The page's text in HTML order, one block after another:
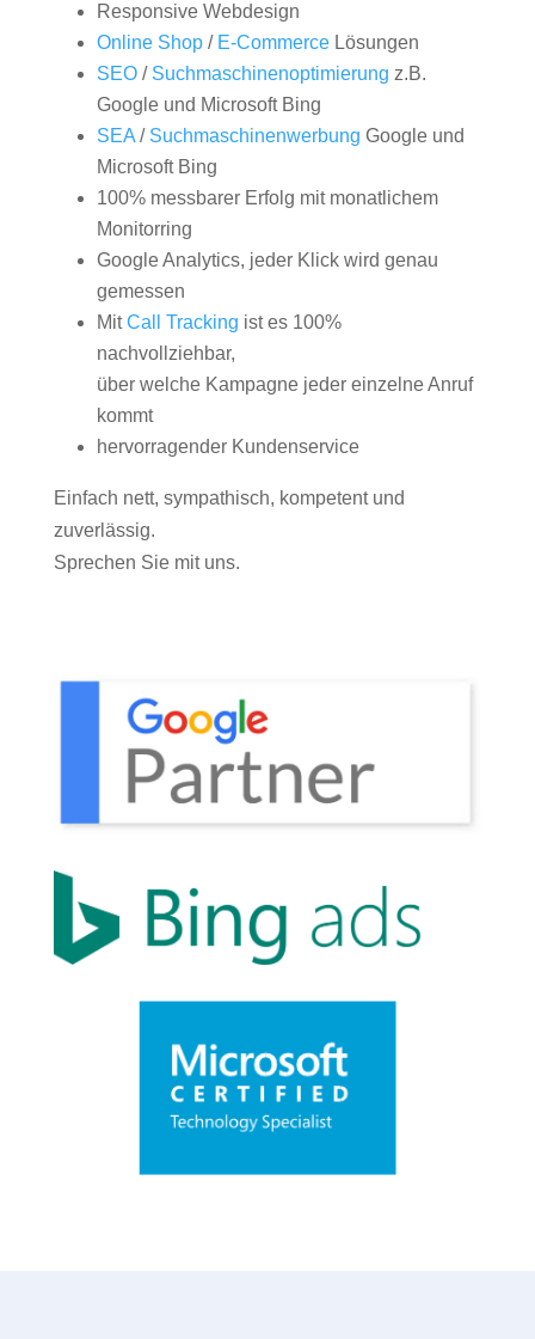
Responsive Webdesign
Online Shop/ E-CommerceLösungen
SEO/ Suchmaschinenoptimierung z.B.
Google und Microsoft Bing
SEA/ Suchmaschinenwerbung Google und
Microsoft Bing
100% messbarer Erfolg mit monatlichem
Monitorring
Google Analytics, jeder Klick wird genau
gemessen
MitCall Tracking ist es 100%
nachvollziehbar,
über welche Kampagne jeder einzelne Anruf
kommt
hervorragender Kundenservice
Einfach nett, sympathisch, kompetent und
zuverlässig.
Sprechen Sie mit uns.